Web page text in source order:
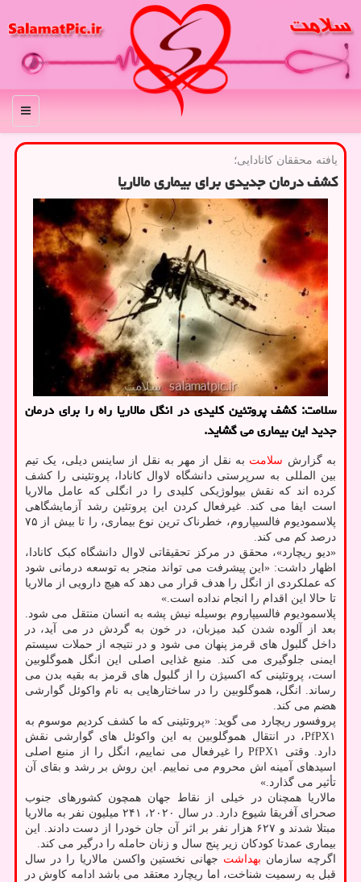
منو
یافته محققان كانادایی؛
کشف درمان جدیدی برای بیماری مالاریا
سلامت: کشف پروتئین کلیدی در انگل مالاریا راه را برای درمان
جدید این بیماری می گشاید.
به گزارش سلامت به نقل از مهر به نقل از ساینس دیلی، یک تیم
بین المللی به سرپرستی دانشگاه لاوال کانادا، پروتئینی را کشف
کرده اند که نقش بیولوژیکی کلیدی را در انگلی که عامل مالاریا
است ایفا می کند. غیرفعال کردن این پروتئین رشد آزمایشگاهی
پلاسمودیوم فالسیپاروم، خطرناک ترین نوع بیماری، را تا بیش از ۷۵
درصد کم می کند.
«دیو ریچارد»، محقق در مرکز تحقیقاتی لاوال دانشگاه کبک کانادا،
اظهار داشت: «این پیشرفت می تواند منجر به توسعه درمانی شود
که عملکردی از انگل را هدف قرار می دهد که هیچ دارویی از مالاریا
تا حالا این اقدام را انجام نداده است.»
پلاسمودیوم فالسیپاروم بوسیله نیش پشه به انسان منتقل می شود.
بعد از آلوده شدن کبد میزبان، در خون به گردش در می آید، در
داخل گلبول های قرمز پنهان می شود و در نتیجه از حملات سیستم
ایمنی جلوگیری می کند. منبع غذایی اصلی این انگل هموگلوبین
است، پروتئینی که اکسیژن را از گلبول های قرمز به بقیه بدن می
رساند. انگل، هموگلوبین را در ساختارهایی به نام واکوئل گوارشی
هضم می کند.
پروفسور ریچارد می گوید: «پروتئینی که ما کشف کردیم موسوم به
PfPX۱، در انتقال هموگلوبین به این واکوئل های گوارشی نقش
دارد. وقتی PfPX۱ را غیرفعال می نماییم، انگل را از منبع اصلی
اسیدهای آمینه اش محروم می نماییم. این روش بر رشد و بقای آن
تأثیر می گذارد.»
مالاریا همچنان در خیلی از نقاط جهان همچون کشورهای جنوب
صحرای آفریقا شیوع دارد. در سال ۲۰۲۰، ۲۴۱ میلیون نفر به مالاریا
مبتلا شدند و ۶۲۷ هزار نفر بر اثر آن جان خودرا از دست دادند. این
بیماری عمدتا کودکان زیر پنج سال و زنان حامله را درگیر می کند.
اگرچه سازمان بهداشت جهانی نخستین واکسن مالاریا را در سال
قبل به رسمیت شناخت، اما ریچارد معتقد می باشد ادامه کاوش در